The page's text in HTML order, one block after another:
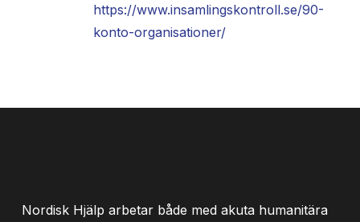
https://www.insamlingskontroll.se/90-
konto-organisationer/
Nordisk Hjälp arbetar både med akuta humanitära